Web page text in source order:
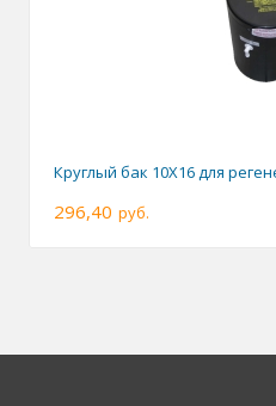
Круглый бак 10X16 для
296,40 руб.